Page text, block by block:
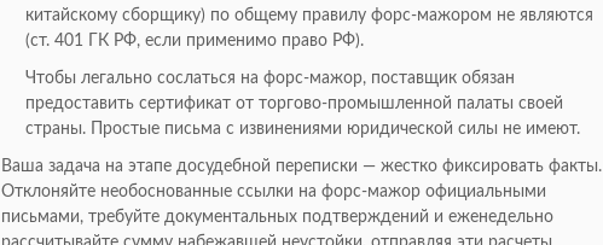
китайскому сборщику) по общему правилу форс-мажором не являются
(ст. 401 ГК РФ, если применимо право РФ).
Чтобы легально сослаться на форс-мажор, поставщик обязан
предоставить сертификат от торгово-промышленной палаты своей
страны. Простые письма с извинениями юридической силы не имеют.
Ваша задача на этапе досудебной переписки — жестко фиксировать факты.
Отклоняйте необоснованные ссылки на форс-мажор официальными
письмами, требуйте документальных подтверждений и еженедельно